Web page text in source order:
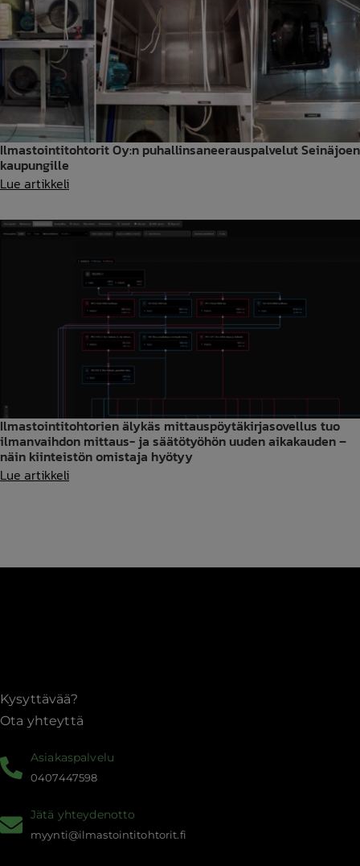
Ilmastointitohtorit Oy:n puhallinsaneerauspalvelut Seinäjoen
kaupungille
Lue artikkeliIlmastointitohtorit
puhallinsaneerauspalvelut
kaupungille
Ilmastointitohtorien älykäs mittauspöytäkirjasovellus tuo
ilmanvaihdon mittaus- ja säätötyöhön uuden aikakauden –
näin kiinteistön omistaja hyötyy
Lue artikkeliIlmastointitohtorien
näin
kiinteistön
hyötyy
Kysyttävää?
Ota yhteyttä
Asiakaspalvelu
0407447598
Jätä yhteydenotto
myynti@ilmastointitohtorit.fi